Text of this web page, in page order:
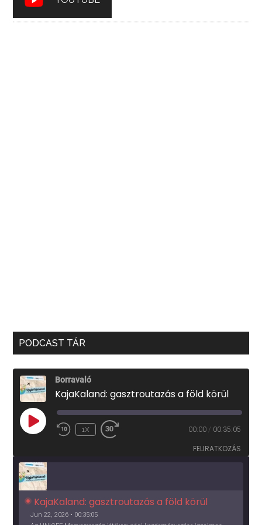
PODCAST TÁR
Borravaló
KajaKaland: gasztroutazás a föld körül
PLAY
EPISODE
1X 00:00 / 00:35:05
FELIRATKOZÁS
KajaKaland: gasztroutazás a föld körül
Jun 22, 2026 • 00:35:05